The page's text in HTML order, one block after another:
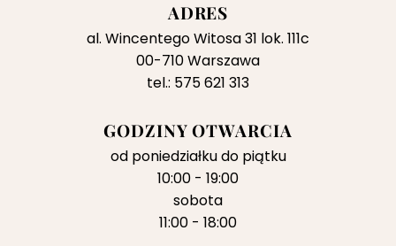
ADRES
al. Wincentego Witosa 31 lok. 111c
00-710 Warszawa
tel.: 575 621 313
GODZINY OTWARCIA
od poniedziałku do piątku
10:00 - 19:00
sobota
11:00 - 18:00